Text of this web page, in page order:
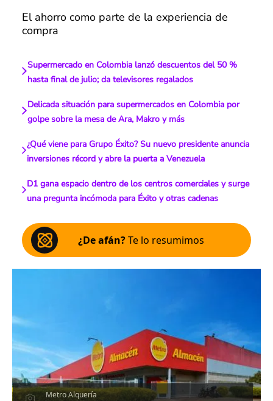
El ahorro como parte de la experiencia de
compra
Supermercado en Colombia lanzó descuentos del 50 %
hasta final de julio; da televisores regalados
Delicada situación para supermercados en Colombia por
golpe sobre la mesa de Ara, Makro y más
¿Qué viene para Grupo Éxito? Su nuevo presidente anuncia
inversiones récord y abre la puerta a Venezuela
D1 gana espacio dentro de los centros comerciales y surge
una pregunta incómoda para Éxito y otras cadenas
¿De afán?Te lo resumimos
Metro Alquería